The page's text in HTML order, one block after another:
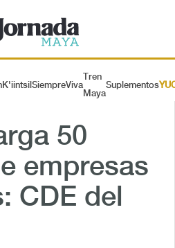
K'iintsil SiempreViva
Tren
Maya
Suplementos
50
empresas
CDE del